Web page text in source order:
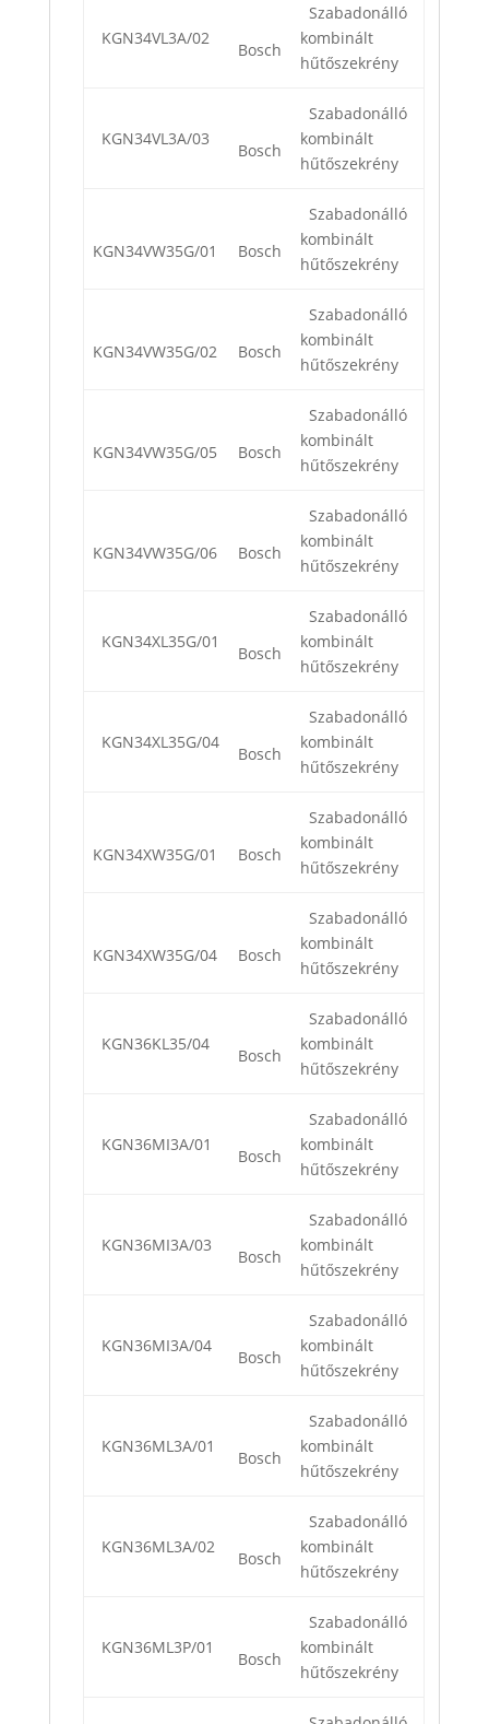
KGN34VL3A/02
Bosch
Szabadonálló
kombinált
hűtőszekrény
KGN34VL3A/03
Bosch
Szabadonálló
kombinált
hűtőszekrény
KGN34VW35G/01 Bosch
Szabadonálló
kombinált
hűtőszekrény
KGN34VW35G/02 Bosch
Szabadonálló
kombinált
hűtőszekrény
KGN34VW35G/05 Bosch
Szabadonálló
kombinált
hűtőszekrény
KGN34VW35G/06 Bosch
Szabadonálló
kombinált
hűtőszekrény
KGN34XL35G/01
Bosch
Szabadonálló
kombinált
hűtőszekrény
KGN34XL35G/04
Bosch
Szabadonálló
kombinált
hűtőszekrény
KGN34XW35G/01 Bosch
Szabadonálló
kombinált
hűtőszekrény
KGN34XW35G/04 Bosch
Szabadonálló
kombinált
hűtőszekrény
KGN36KL35/04
Bosch
Szabadonálló
kombinált
hűtőszekrény
KGN36MI3A/01
Bosch
Szabadonálló
kombinált
hűtőszekrény
KGN36MI3A/03
Bosch
Szabadonálló
kombinált
hűtőszekrény
KGN36MI3A/04
Bosch
Szabadonálló
kombinált
hűtőszekrény
KGN36ML3A/01
Bosch
Szabadonálló
kombinált
hűtőszekrény
KGN36ML3A/02
Bosch
Szabadonálló
kombinált
hűtőszekrény
KGN36ML3P/01
Bosch
Szabadonálló
kombinált
hűtőszekrény